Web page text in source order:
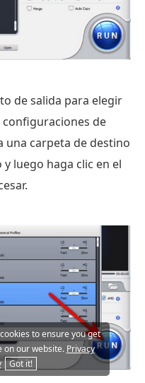
de salida para elegir
configuraciones de
una carpeta de destino
luego haga clic en el
to ensure you get
on our website. Privacy
Got it!